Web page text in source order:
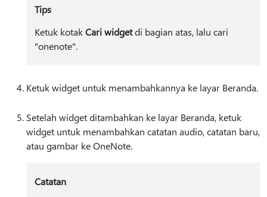
Tips
Ketuk kotakCari widgetdi bagian atas, lalu cari
"onenote".
Ketuk widget untuk menambahkannya ke layar Beranda.
Setelah widget ditambahkan ke layar Beranda, ketuk
widget untuk menambahkan catatan audio, catatan baru,
atau gambar ke OneNote.
Catatan